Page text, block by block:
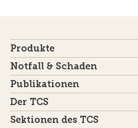
Produkte
Notfall & Schaden
Publikationen
Der TCS
Sektionen des TCS